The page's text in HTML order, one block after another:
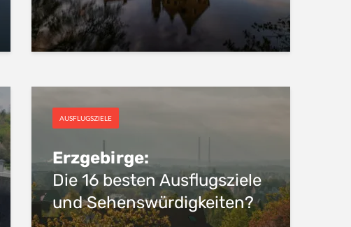
AUSFLUGSZIELE
Erzgebirge:
Die 16 besten Ausflugsziele
und Sehenswürdigkeiten?